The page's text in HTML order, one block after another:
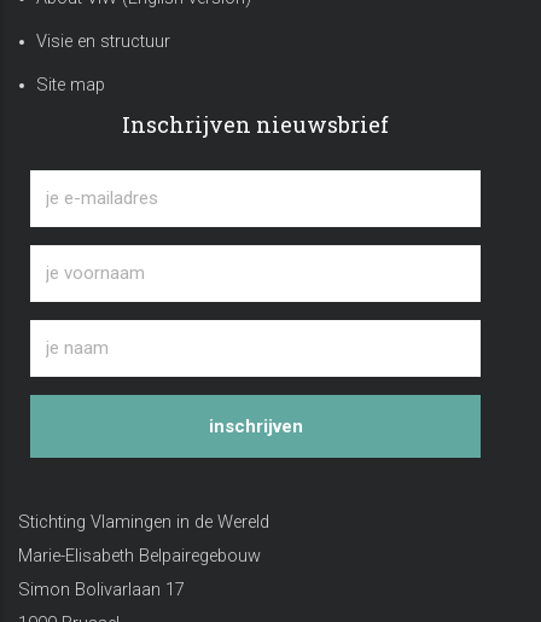
Visie en structuur
Site map
Inschrijven nieuwsbrief
inschrijven
Stichting Vlamingen in de Wereld
Marie-Elisabeth Belpairegebouw
Simon Bolivarlaan 17